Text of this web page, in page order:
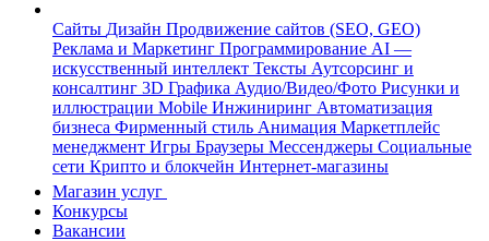
Сайты Дизайн Продвижение сайтов (SEO, GEO)
Реклама и Маркетинг Программирование AI —
искусственный интеллект Тексты Аутсорсинг и
консалтинг 3D Графика Аудио/Видео/Фото Рисунки и
иллюстрации Mobile Инжиниринг Автоматизация
бизнеса Фирменный стиль Анимация Маркетплейс
менеджмент Игры Браузеры Мессенджеры Социальные
сети Крипто и блокчейн Интернет-магазины
Магазин услуг
Конкурсы
Вакансии